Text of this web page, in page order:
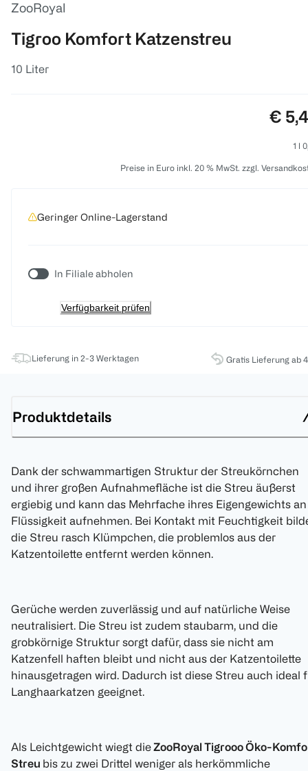
ZooRoyal
Tigroo Komfort Katzenstreu
10 Liter
€
1 l
Preise in Euro inkl. 20 % MwSt. zzgl.
Geringer Online-Lagerstand
In Filiale abholen
Verfügbarkeit prüfen
Lieferung in 2-3 Werktagen Gratis Lieferung ab
Produktdetails
Dank der schwammartigen Struktur der Streukörnchen
und ihrer großen Aufnahmefläche ist die Streu äußerst
ergiebig und kann das Mehrfache ihres Eigengewichts an
Flüssigkeit aufnehmen. Bei Kontakt mit Feuchtigkeit
die Streu rasch Klümpchen, die problemlos aus der
Katzentoilette entfernt werden können.
Gerüche werden zuverlässig und auf natürliche Weise
neutralisiert. Die Streu ist zudem staubarm, und die
grobkörnige Struktur sorgt dafür, dass sie nicht am
Katzenfell haften bleibt und nicht aus der Katzentoilette
hinausgetragen wird. Dadurch ist diese Streu auch ideal
Langhaarkatzen geeignet.
Als Leichtgewicht wiegt dieZooRoyal Tigrooo Öko-
Streu bis zu zwei Drittel weniger als herkömmliche